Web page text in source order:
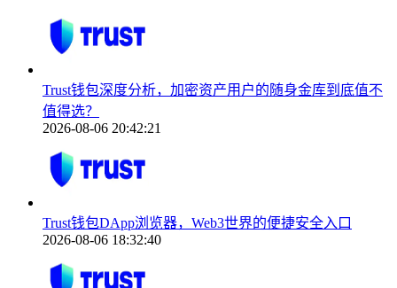
Trust钱包深度分析，加密资产用户的随身金库到底值不
值得选？
2026-08-06 20:42:21
Trust钱包DApp浏览器，Web3世界的便捷安全入口
2026-08-06 18:32:40